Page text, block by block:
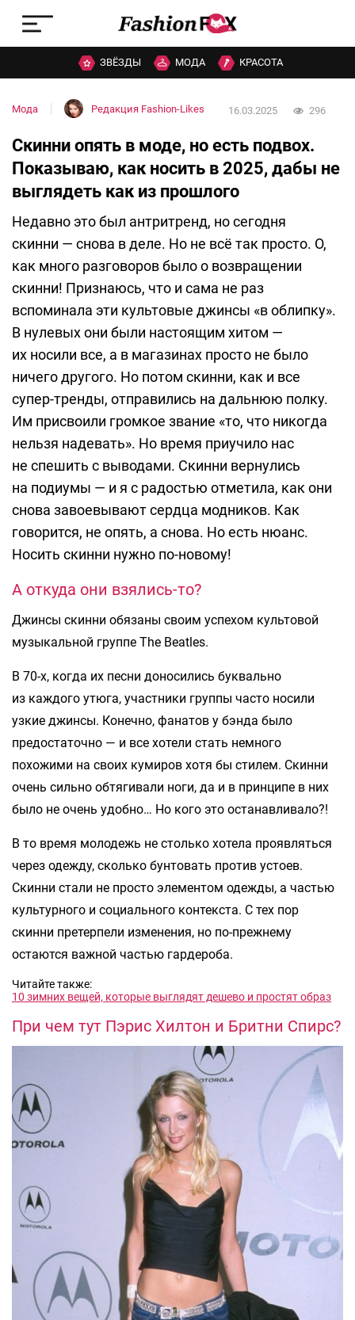
ЗВЁЗДЫ МОДА КРАСОТА
Мода Редакция Fashion-Likes 16.03.2025 296
Скинни опять в моде, но есть подвох.
Показываю, как носить в 2025, дабы не
выглядеть как из прошлого
Недавно это был антритренд, но сегодня
скинни — снова в деле. Но не всё так просто. О,
как много разговоров было о возвращении
скинни! Признаюсь, что и сама не раз
вспоминала эти культовые джинсы «в облипку».
В нулевых они были настоящим хитом —
их носили все, а в магазинах просто не было
ничего другого. Но потом скинни, как и все
супер-тренды, отправились на дальнюю полку.
Им присвоили громкое звание «то, что никогда
нельзя надевать». Но время приучило нас
не спешить с выводами. Скинни вернулись
на подиумы — и я с радостью отметила, как они
снова завоевывают сердца модников. Как
говорится, не опять, а снова. Но есть нюанс.
Носить скинни нужно по-новому!
А откуда они взялись-то?
Джинсы скинни обязаны своим успехом культовой
музыкальной группе The Beatles.
В 70-х, когда их песни доносились буквально
из каждого утюга, участники группы часто носили
узкие джинсы. Конечно, фанатов у бэнда было
предостаточно — и все хотели стать немного
похожими на своих кумиров хотя бы стилем. Скинни
очень сильно обтягивали ноги, да и в принципе в них
было не очень удобно… Но кого это останавливало?!
В то время молодежь не столько хотела проявляться
через одежду, сколько бунтовать против устоев.
Скинни стали не просто элементом одежды, а частью
культурного и социального контекста. С тех пор
скинни претерпели изменения, но по-прежнему
остаются важной частью гардероба.
Читайте также:
10 зимних вещей, которые выглядят дешево и простят образ
При чем тут Пэрис Хилтон и Бритни Спирс?